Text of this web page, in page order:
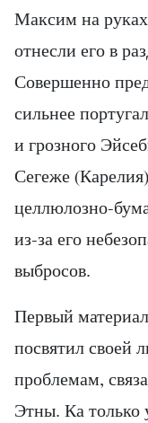
Максим на
отнесли его в
Совершенно
сильнее
и грозного
Сегеже
целлюлозно-
из-за его
выбросов.
Первый
посвятил своей
проблемам,
Этны. Ка только